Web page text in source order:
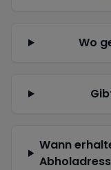
Wo
Wann